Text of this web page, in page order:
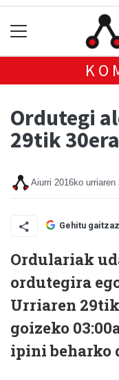
Ordutegi
29tik
Aiurri 2016ko urriaren
Gehitu
Ordulariak
ordutegira
Urriaren
goizeko
ipini beharko